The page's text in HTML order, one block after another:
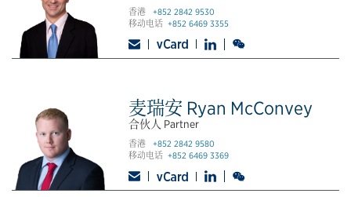
香港+852 2842 9530
移动电话+852 6469 3355
麦瑞安 Ryan McConvey
合伙人 Partner
香港+852 2842 9580
移动电话+852 6469 3369